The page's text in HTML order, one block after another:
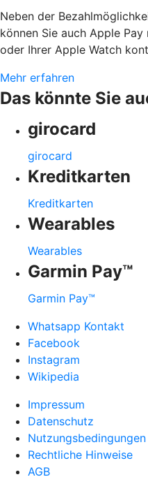
Neben der
können Sie auch Apple
oder Ihrer Apple Watch
Mehr erfahren
Das könnte Sie
girocard
girocard
Kreditkarten
Kreditkarten
Wearables
Wearables
Garmin Pay™
Garmin Pay™
Whatsapp Kontakt
Facebook
Instagram
Wikipedia
Impressum
Datenschutz
Nutzungsbedingungen
Rechtliche Hinweise
AGB